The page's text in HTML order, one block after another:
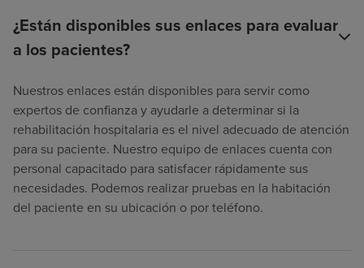
¿Están disponibles sus enlaces para evaluar
a los pacientes?
Nuestros enlaces están disponibles para servir como
expertos de confianza y ayudarle a determinar si la
rehabilitación hospitalaria es el nivel adecuado de atención
para su paciente. Nuestro equipo de enlaces cuenta con
personal capacitado para satisfacer rápidamente sus
necesidades. Podemos realizar pruebas en la habitación
del paciente en su ubicación o por teléfono.